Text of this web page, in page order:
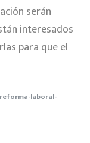
serán
interesados
para que el
laboral-